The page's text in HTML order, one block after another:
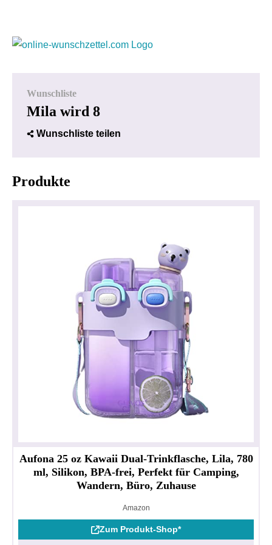
Wunschliste
Mila wird 8
Wunschliste teilen
Produkte
Aufona 25 oz Kawaii Dual-Trinkflasche, Lila, 780
ml, Silikon, BPA-frei, Perfekt für Camping,
Wandern, Büro, Zuhause
Amazon
Zum Produkt-Shop*
DatenschutzerklärungImpressum